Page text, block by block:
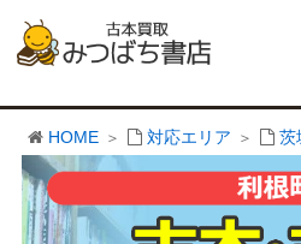
HOME 対応エリア 茨